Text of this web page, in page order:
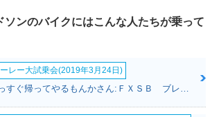
ソンのバイクにはこんな人たちが乗って
レー大試乗会(2019年3月24日)